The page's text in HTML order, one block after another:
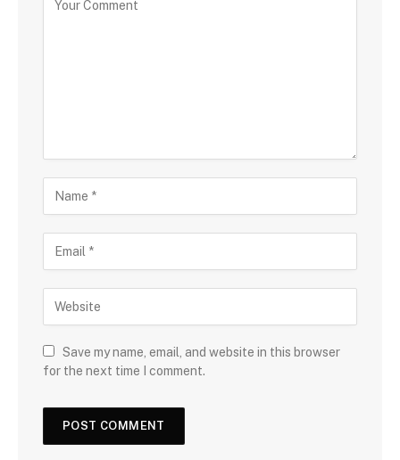
Save my name, email, and website in this browser
for the next time I comment.